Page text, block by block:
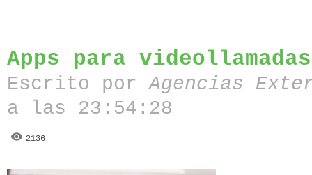
Apps para
Escrito porAgencias
a las 23:54:28
2136